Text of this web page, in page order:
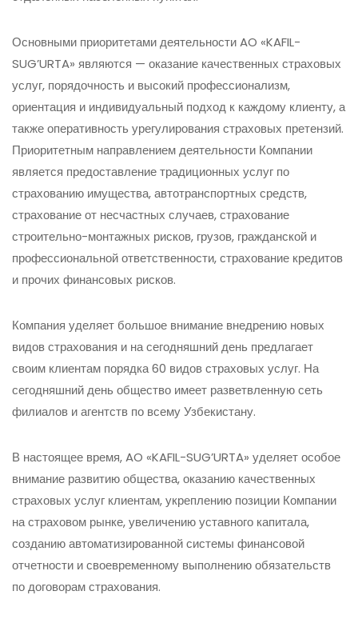
Основными приоритетами деятельности AO «KAFIL-
SUG’URTA» являются — оказание качественных страховых
услуг, порядочность и высокий профессионализм,
ориентация и индивидуальный подход к каждому клиенту, а
также оперативность урегулирования страховых претензий.
Приоритетным направлением деятельности Компании
является предоставление традиционных услуг по
страхованию имущества, автотранспортных средств,
страхование от несчастных случаев, страхование
строительно-монтажных рисков, грузов, гражданской и
профессиональной ответственности, страхование кредитов
и прочих финансовых рисков.
Компания уделяет большое внимание внедрению новых
видов страхования и на сегодняшний день предлагает
своим клиентам порядка 60 видов страховых услуг. На
сегодняшний день общество имеет разветвленную сеть
филиалов и агентств по всему Узбекистану.
В настоящее время, AO «KAFIL-SUG’URTA» уделяет особое
внимание развитию общества, оказанию качественных
страховых услуг клиентам, укреплению позиции Компании
на страховом рынке, увеличению уставного капитала,
созданию автоматизированной системы финансовой
отчетности и своевременному выполнению обязательств
по договорам страхования.